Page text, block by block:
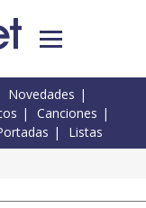
Novedades
Canciones
Listas